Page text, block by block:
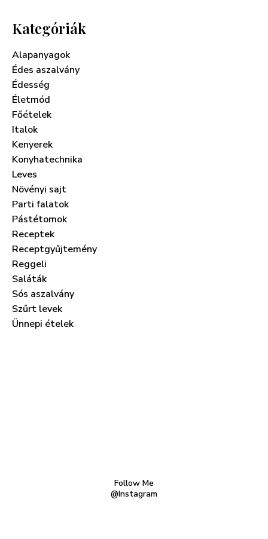
Kategóriák
Alapanyagok
Édes aszalvány
Édesség
Életmód
Főételek
Italok
Kenyerek
Konyhatechnika
Leves
Növényi sajt
Parti falatok
Pástétomok
Receptek
Receptgyűjtemény
Reggeli
Saláták
Sós aszalvány
Szűrt levek
Ünnepi ételek
Follow Me
@Instagram